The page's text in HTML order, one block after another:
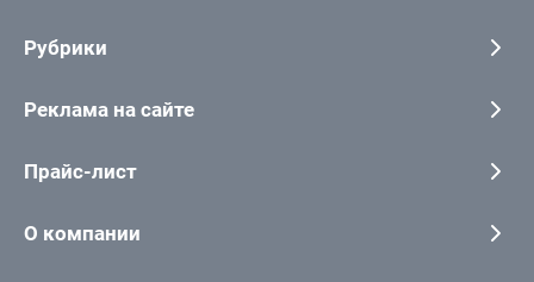
Рубрики
Реклама на сайте
Прайс-лист
О компании